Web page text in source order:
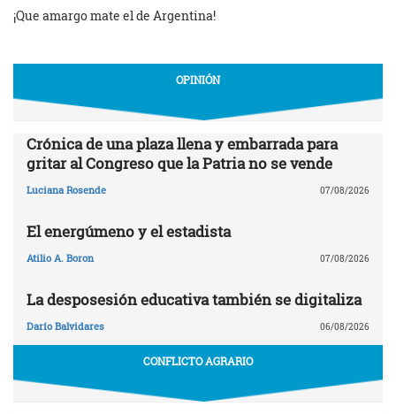
¡Que amargo mate el de Argentina!
OPINIÓN
Crónica de una plaza llena y embarrada para
gritar al Congreso que la Patria no se vende
Luciana Rosende 07/08/2026
El energúmeno y el estadista
Atilio A. Boron 07/08/2026
La desposesión educativa también se digitaliza
Darío Balvidares 06/08/2026
CONFLICTO AGRARIO